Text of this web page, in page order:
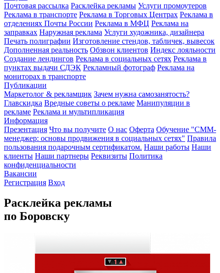
Почтовая рассылка Расклейка рекламы Услуги промоутеров
Реклама в транспорте Реклама в Торговых Центрах Реклама в
отделениях Почты России Реклама в МФЦ Реклама на
заправках Наружная реклама Услуги художника, дизайнера
Печать полиграфии Изготовление стендов, табличек, вывесок
Дополненная реальность Обзвон клиентов Индекс лояльности
Создание лендингов Реклама в социальных сетях Реклама в
пунктах выдачи СДЭК Рекламный фотограф Реклама на
мониторах в транспорте
Публикации
Маркетолог & рекламщик Зачем нужна самозанятость?
Главскидка Вредные советы о рекламе Манипуляции в
рекламе Реклама и мультипликация
Информация
Презентация Что вы получите О нас Оферта Обучение "СМM-
менеджер: основы продвижения в социальных сетях" Правила
пользования подарочным сертификатом. Наши работы Наши
клиенты Наши партнеры Реквизиты Политика
конфиденциальности
Вакансии
Регистрация Вход
Расклейка рекламы
по Боровску